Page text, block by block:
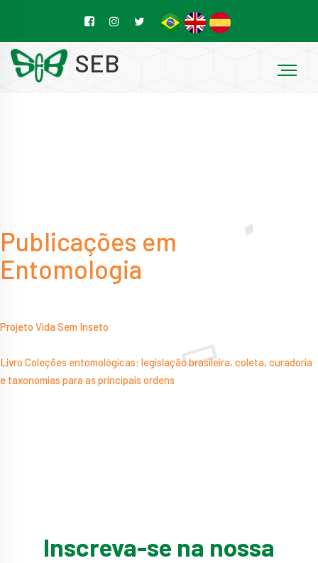
SEB
Publicações em
Entomologia
Projeto Vida Sem Inseto
Livro Coleções entomológicas: legislação brasileira, coleta, curadoria
e taxonomias para as principais ordens
Inscreva-se na nossa